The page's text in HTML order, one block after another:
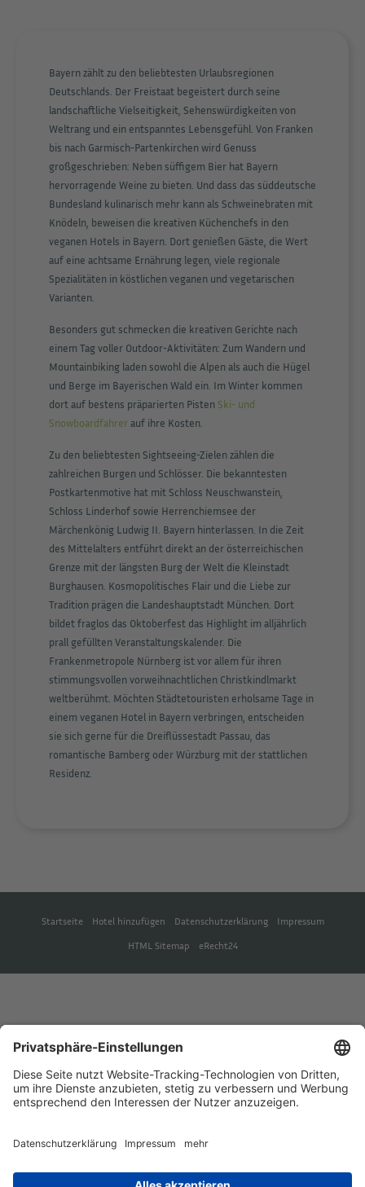
Bayern zählt zu den beliebtesten Urlaubsregionen
Deutschlands. Der Freistaat begeistert durch seine
landschaftliche Vielseitigkeit, Sehenswürdigkeiten von
Weltrang und ein entspanntes Lebensgefühl. Von Franken
bis nach Garmisch-Partenkirchen wird Genuss
großgeschrieben: Neben süffigem Bier hat Bayern
hervorragende Weine zu bieten. Und dass das süddeutsche
Bundesland kulinarisch mehr kann als Schweinebraten mit
Knödeln, beweisen die kreativen Küchenchefs in den
veganen Hotels in Bayern. Dort genießen Gäste, die Wert
auf eine achtsame Ernährung legen, viele regionale
Spezialitäten in köstlichen veganen und vegetarischen
Varianten.
Besonders gut schmecken die kreativen Gerichte nach
einem Tag voller Outdoor-Aktivitäten: Zum Wandern und
Mountainbiking laden sowohl die Alpen als auch die Hügel
und Berge im Bayerischen Wald ein. Im Winter kommen
dort auf bestens präparierten Pisten Ski- und
Snowboardfahrerauf ihre Kosten.
Zu den beliebtesten Sightseeing-Zielen zählen die
zahlreichen Burgen und Schlösser. Die bekanntesten
Postkartenmotive hat mit Schloss Neuschwanstein,
Schloss Linderhof sowie Herrenchiemsee der
Märchenkönig Ludwig II. Bayern hinterlassen. In die Zeit
des Mittelalters entführt direkt an der österreichischen
Grenze mit der längsten Burg der Welt die Kleinstadt
Burghausen. Kosmopolitisches Flair und die Liebe zur
Tradition prägen die Landeshauptstadt München. Dort
bildet fraglos das Oktoberfest das Highlight im alljährlich
prall gefüllten Veranstaltungskalender. Die
Frankenmetropole Nürnberg ist vor allem für ihren
stimmungsvollen vorweihnachtlichen Christkindlmarkt
weltberühmt. Möchten Städtetouristen erholsame Tage in
einem veganen Hotel in Bayern verbringen, entscheiden
sie sich gerne für die Dreiflüssestadt Passau, das
romantische Bamberg oder Würzburg mit der stattlichen
Residenz.
Startseite Hotel hinzufügen Datenschutzerklärung
Impressum
HTML Sitemap
eRecht24